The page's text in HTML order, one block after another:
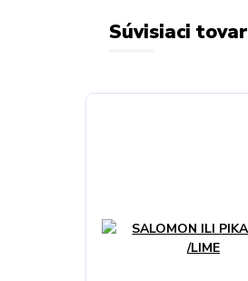
Súvisiaci tovar